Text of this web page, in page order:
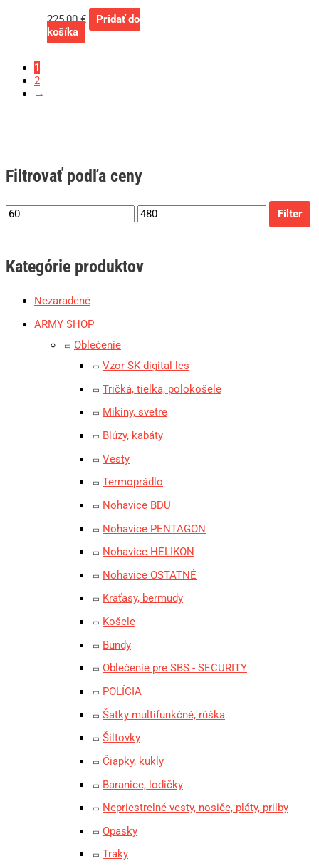
Filtrovať podľa ceny
Filter
Kategórie produktov
Nezaradené
ARMY SHOP
Oblečenie
Vzor SK digital les
Tričká, tielka, polokošele
Mikiny, svetre
Blúzy, kabáty
Vesty
Termoprádlo
Nohavice BDU
Nohavice PENTAGON
Nohavice HELIKON
Nohavice OSTATNÉ
Kraťasy, bermudy
Košele
Bundy
Oblečenie pre SBS - SECURITY
POLÍCIA
Šatky multifunkčné, rúška
Šiltovky
Čiapky, kukly
Baranice, lodičky
Nepriestrelné vesty, nosiče, pláty, prilby
Opasky
Traky
225,00€
Pridať do
košíka
1
2
→